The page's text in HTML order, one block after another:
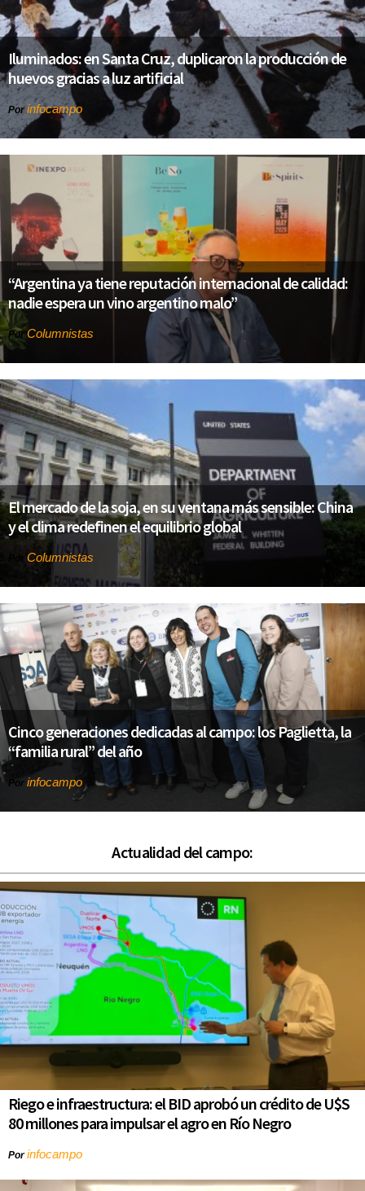
Iluminados: en Santa Cruz, duplicaron la producción de
huevos gracias a luz artificial
Por infocampo
“Argentina ya tiene reputación internacional de calidad:
nadie espera un vino argentino malo”
Por Columnistas
El mercado de la soja, en su ventana más sensible: China
y el clima redefinen el equilibrio global
Columnistas
Cinco generaciones dedicadas al campo: los Paglietta, la
“familia rural” del año
Por infocampo
Actualidad del campo:
Riego e infraestructura: el BID aprobó un crédito de U$S
80 millones para impulsar el agro en Río Negro
Porinfocampo